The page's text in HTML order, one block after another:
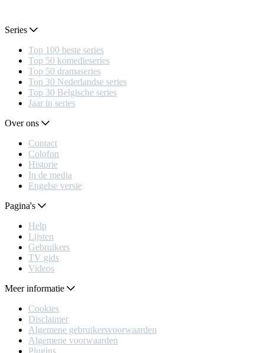
Series
Top 100 beste series
Top 50 komedieseries
Top 50 dramaseries
Top 30 Nederlandse series
Top 30 Belgische series
Jaar in series
Over ons
Contact
Colofon
Historie
In de media
Engelse versie
Pagina's
Help
Lijsten
Gebruikers
TV gids
Videos
Meer informatie
Cookies
Disclaimer
Algemene gebruikersvoorwaarden
Algemene voorwaarden